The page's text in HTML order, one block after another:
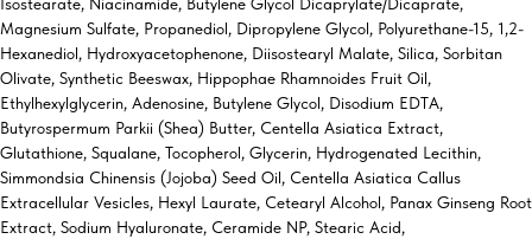
Magnesium Sulfate, Propanediol, Dipropylene Glycol, Polyurethane-15, 1,2-
Hexanediol, Hydroxyacetophenone, Diisostearyl Malate, Silica, Sorbitan
Olivate, Synthetic Beeswax, Hippophae Rhamnoides Fruit Oil,
Ethylhexylglycerin, Adenosine, Butylene Glycol, Disodium EDTA,
Butyrospermum Parkii (Shea) Butter, Centella Asiatica Extract,
Glutathione, Squalane, Tocopherol, Glycerin, Hydrogenated Lecithin,
Simmondsia Chinensis (Jojoba) Seed Oil, Centella Asiatica Callus
Extracellular Vesicles, Hexyl Laurate, Cetearyl Alcohol, Panax Ginseng Root
Extract, Sodium Hyaluronate, Ceramide NP, Stearic Acid,